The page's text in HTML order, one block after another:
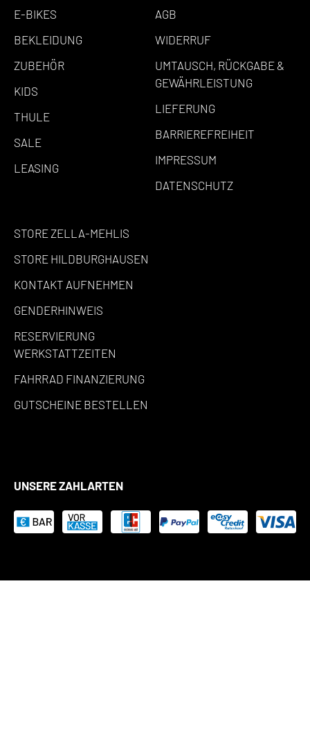
E-BIKES
BEKLEIDUNG
ZUBEHÖR
KIDS
THULE
SALE
LEASING
AGB
WIDERRUF
UMTAUSCH, RÜCKGABE &
GEWÄHRLEISTUNG
LIEFERUNG
BARRIEREFREIHEIT
IMPRESSUM
DATENSCHUTZ
STORE ZELLA-MEHLIS
STORE HILDBURGHAUSEN
KONTAKT AUFNEHMEN
GENDERHINWEIS
RESERVIERUNG
WERKSTATTZEITEN
FAHRRAD FINANZIERUNG
GUTSCHEINE BESTELLEN
UNSERE ZAHLARTEN